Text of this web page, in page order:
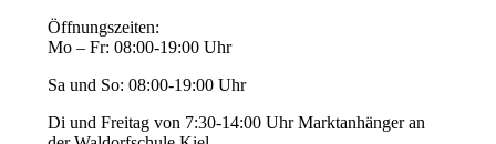
Öffnungszeiten:
Mo – Fr: 08:00-19:00 Uhr
Sa und So: 08:00-19:00 Uhr
Di und Freitag von 7:30-14:00 Uhr Marktanhänger an